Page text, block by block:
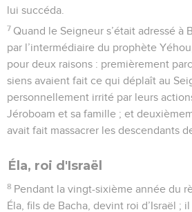
lui succéda.
7 Quand le Seigneur s’était adressé à
par l’intermédiaire du prophète
pour deux raisons : premièrement
siens avaient fait ce qui déplaît au
personnellement irrité par leurs
Jéroboam et sa famille ; et
avait fait massacrer les descendants
Éla, roi d'Israël
8 Pendant la vingt-sixième année du
Éla, fils de Bacha, devint roi d’Israël ;